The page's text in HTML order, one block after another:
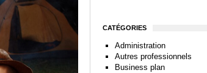
CATÉGORIES
Administration
Autres professionnels
Business plan